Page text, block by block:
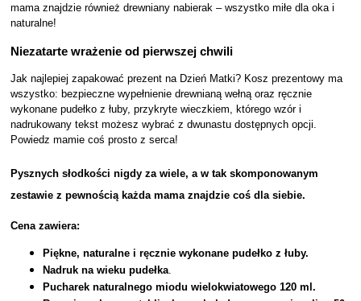
mama znajdzie również drewniany nabierak – wszystko miłe dla oka i
naturalne!
Niezatarte wrażenie od pierwszej chwili
Jak najlepiej zapakować prezent na Dzień Matki? Kosz prezentowy ma
wszystko: bezpieczne wypełnienie drewnianą wełną oraz ręcznie
wykonane pudełko z łuby, przykryte wieczkiem, którego wzór i
nadrukowany tekst możesz wybrać z dwunastu dostępnych opcji.
Powiedz mamie coś prosto z serca!
Pysznych słodkości nigdy za wiele, a w tak skomponowanym
zestawie z pewnością każda mama znajdzie coś dla siebie.
Cena zawiera:
Piękne, naturalne i ręcznie wykonane pudełko z łuby.
Nadruk na wieku pudełka.
Pucharek naturalnego miodu wielokwiatowego 120 ml .